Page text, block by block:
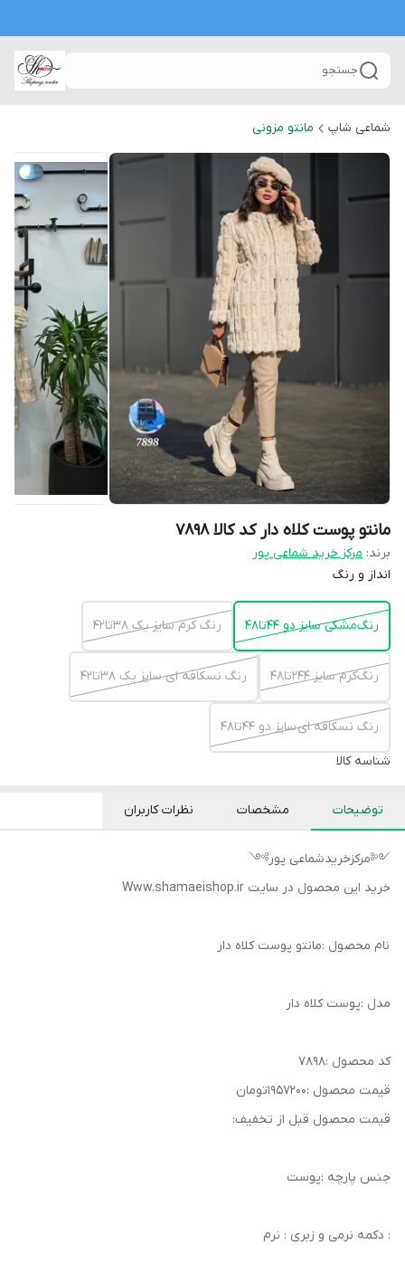
جستجو
شماعی شاپ مانتو مزونی
مانتو پوست کلاه دار کد کالا ۷۸۹۸
برند: مرکز خرید شماعی پور
انداز و رنگ
رنگ‌مشکی سایز دو ۴۴تا۴۸ رنگ کرم سایز یک ۳۸تا۴۲
رنگ‌کرم سایز ۲۴۴تا۴۸ رنگ نسکافه ای سایز یک ۳۸تا۴۲
رنگ نسکافه ای سایز دو ۴۴تا۴۸
شناسه کالا
توضیحات مشخصات نظرات کاربران
༺مرکزخریدشماعی پور༻
خرید این محصول در سایت Www.shamaeishop.ir
نام محصول :مانتو پوست کلاه دار
مدل :پوست کلاه دار
کد محصول :۷۸۹۸
قیمت محصول :۱۹۵۷۲۰۰تومان
قیمت محصول قبل از تخفیف:
جنس پارچه :پوست
: دکمه نرمی و زبری : نرم